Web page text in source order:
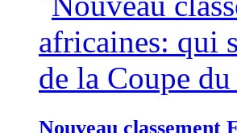
Nouveau classement